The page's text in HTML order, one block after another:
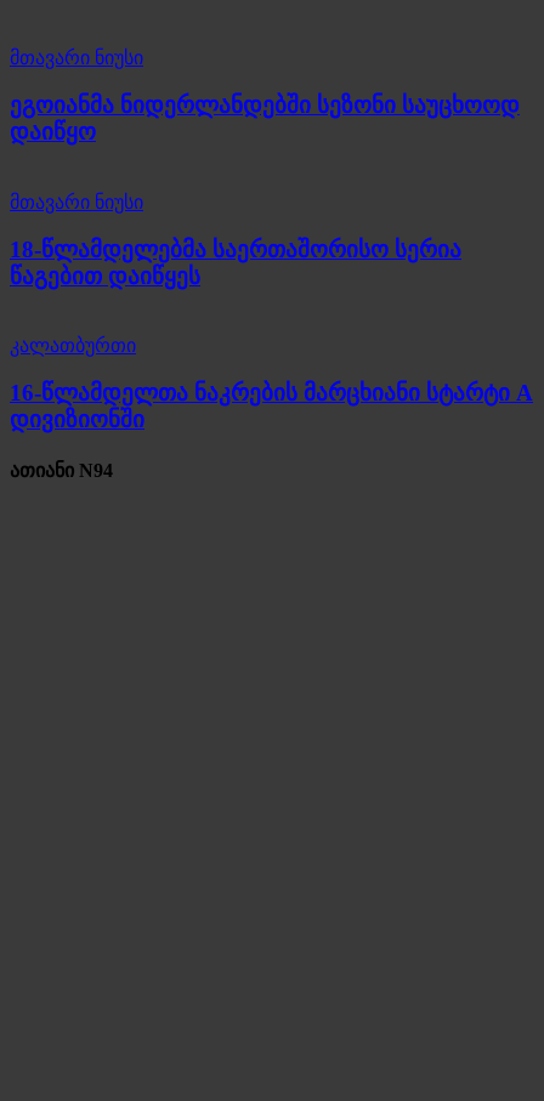
მთავარი ნიუსი
ეგოიანმა ნიდერლანდებში სეზონი საუცხოოდ
დაიწყო
მთავარი ნიუსი
18-წლამდელებმა საერთაშორისო სერია
წაგებით დაიწყეს
კალათბურთი
16-წლამდელთა ნაკრების მარცხიანი სტარტი A
დივიზიონში
ათიანი N94